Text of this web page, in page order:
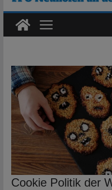
Cookie Politik der